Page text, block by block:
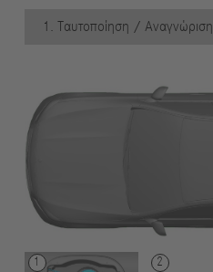
1. Ταυτοποίηση / Αναγνώριση